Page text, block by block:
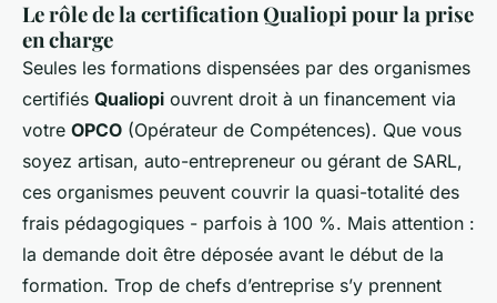
Le rôle de la certification Qualiopi pour la prise
en charge
Seules les formations dispensées par des organismes
certifiés Qualiopi ouvrent droit à un financement via
votre OPCO (Opérateur de Compétences). Que vous
soyez artisan, auto-entrepreneur ou gérant de SARL,
ces organismes peuvent couvrir la quasi-totalité des
frais pédagogiques - parfois à 100 %. Mais attention :
la demande doit être déposée avant le début de la
formation. Trop de chefs d’entreprise s’y prennent